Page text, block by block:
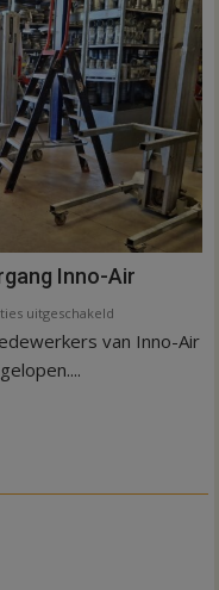
in
Hardenberg
en
Sibculo
Inno-Air
uitgeschakeld
Warmte
van Inno-Air